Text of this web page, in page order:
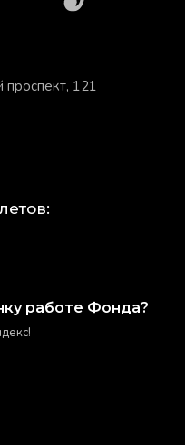
проспект, 121
работе Фонда?